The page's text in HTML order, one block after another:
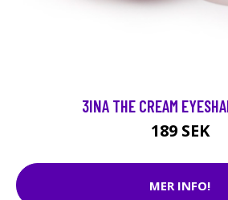
3INA THE CREAM
189 SEK
MER INFO!